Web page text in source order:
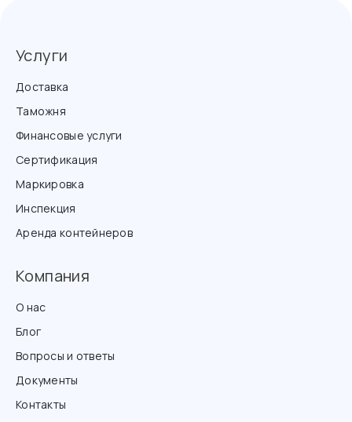
Услуги
Доставка
Таможня
Финансовые услуги
Сертификация
Маркировка
Инспекция
Аренда контейнеров
Компания
О нас
Блог
Вопросы и ответы
Документы
Контакты